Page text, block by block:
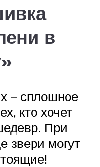
в
– сплошное
кто хочет
При
звери могут